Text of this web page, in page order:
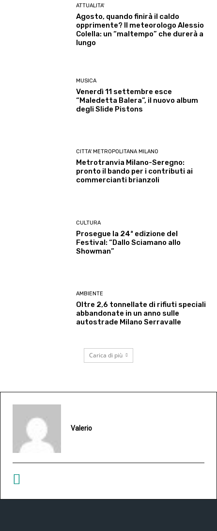
ATTUALITA'
Agosto, quando finirà il caldo
opprimente? Il meteorologo Alessio
Colella: un “maltempo” che durerà a
lungo
MUSICA
Venerdì 11 settembre esce
“Maledetta Balera”, il nuovo album
degli Slide Pistons
CITTA' METROPOLITANA MILANO
Metrotranvia Milano-Seregno:
pronto il bando per i contributi ai
commercianti brianzoli
CULTURA
Prosegue la 24ª edizione del
Festival: “Dallo Sciamano allo
Showman”
AMBIENTE
Oltre 2,6 tonnellate di rifiuti speciali
abbandonate in un anno sulle
autostrade Milano Serravalle
Carica di più
Valerio